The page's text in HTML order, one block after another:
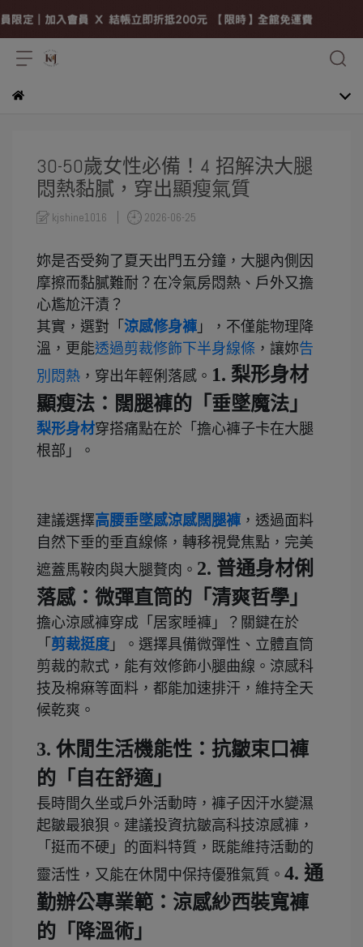
30-50歲女性必備！4 招解決大腿
悶熱黏膩，穿出顯瘦氣質
kjshine1016 2026-06-25
妳是否受夠了夏天出門五分鐘，大腿內側因
摩擦而黏膩難耐？在冷氣房悶熱、戶外又擔
心尷尬汗漬？
其實，選對「 涼感修身褲 」，不僅能物理降
溫，更能透過剪裁修飾下半身線條 ，讓妳告
別悶熱 ，穿出年輕俐落感。 1. 梨形身材
顯瘦法：闊腿褲的「垂墜魔法」
梨形身材穿搭痛點在於「擔心褲子卡在大腿
根部」。
建議選擇高腰垂墜感涼感闊腿褲 ，透過面料
自然下垂的垂直線條，轉移視覺焦點，完美
遮蓋馬鞍肉與大腿贅肉。 2. 普通身材俐
落感：微彈直筒的「清爽哲學」
擔心涼感褲穿成「居家睡褲」？關鍵在於
「 剪裁挺度 」。選擇具備微彈性、立體直筒
剪裁的款式，能有效修飾小腿曲線。涼感科
技及棉痳等面料，都能加速排汗，維持全天
候乾爽。
3. 休閒生活機能性：抗皺束口褲
的「自在舒適」
長時間久坐或戶外活動時，褲子因汗水變濕
起皺最狼狽。建議投資抗皺高科技涼感褲，
「挺而不硬」的面料特質，既能維持活動的
靈活性，又能在休閒中保持優雅氣質。 4. 通
勤辦公專業範：涼感紗西裝寬褲
的「降溫術」